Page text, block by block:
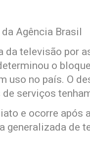
Agência Brasil
televisão por
o
uso no país. O
serviços
e ocorre após
generalizada de